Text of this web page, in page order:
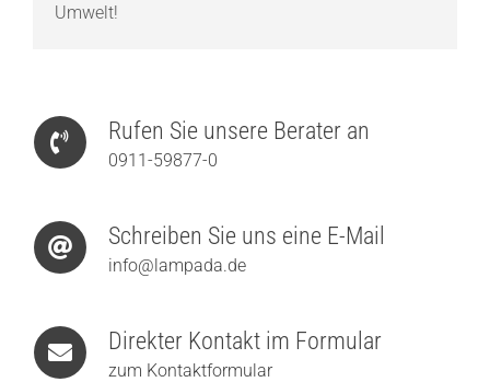
Umwelt!
Rufen Sie unsere Berater an
0911-59877-0
Schreiben Sie uns eine E-Mail
info@lampada.de
Direkter Kontakt im Formular
zum Kontaktformular